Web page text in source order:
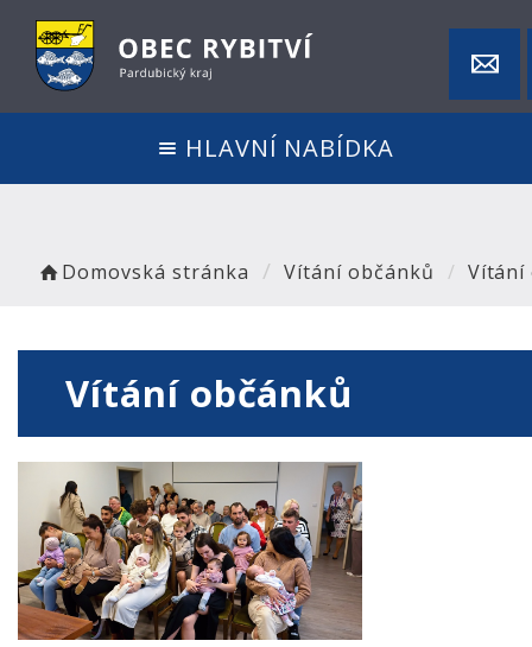
HLAVNÍ NABÍDKA
Domovská stránka Vítání občánků Vítání
Vítání občánků